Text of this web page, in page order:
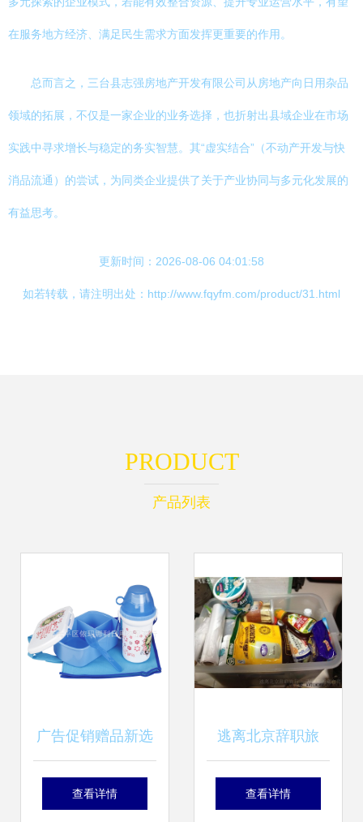
在服务地方经济、满足民生需求方面发挥更重要的作用。
总而言之，三台县志强房地产开发有限公司从房地产向日用杂品
领域的拓展，不仅是一家企业的业务选择，也折射出县域企业在市场
实践中寻求增长与稳定的务实智慧。其“虚实结合”（不动产开发与快
消品流通）的尝试，为同类企业提供了关于产业协同与多元化发展的
有益思考。
更新时间：2026-08-06 04:01:58
如若转载，请注明出处：http://www.fqyfm.com/product/31.html
PRODUCT
产品列表
广告促销赠品新选
择 套装饭盒+水
查看详情
逃离北京辞职旅
行,1万公里西藏自
查看详情